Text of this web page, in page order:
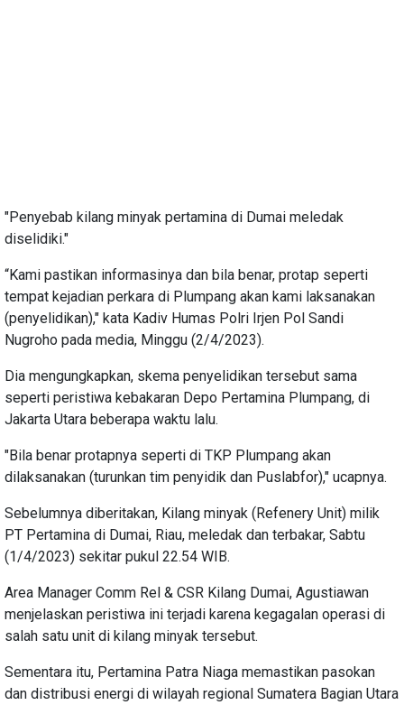
"Penyebab kilang minyak pertamina di Dumai meledak
diselidiki."
“Kami pastikan informasinya dan bila benar, protap seperti
tempat kejadian perkara di Plumpang akan kami laksanakan
(penyelidikan)," kata Kadiv Humas Polri Irjen Pol Sandi
Nugroho pada media, Minggu (2/4/2023).
Dia mengungkapkan, skema penyelidikan tersebut sama
seperti peristiwa kebakaran Depo Pertamina Plumpang, di
Jakarta Utara beberapa waktu lalu.
"Bila benar protapnya seperti di TKP Plumpang akan
dilaksanakan (turunkan tim penyidik dan Puslabfor)," ucapnya.
Sebelumnya diberitakan, Kilang minyak (Refenery Unit) milik
PT Pertamina di Dumai, Riau, meledak dan terbakar, Sabtu
(1/4/2023) sekitar pukul 22.54 WIB.
Area Manager Comm Rel & CSR Kilang Dumai, Agustiawan
menjelaskan peristiwa ini terjadi karena kegagalan operasi di
salah satu unit di kilang minyak tersebut.
Sementara itu, Pertamina Patra Niaga memastikan pasokan
dan distribusi energi di wilayah regional Sumatera Bagian Utara